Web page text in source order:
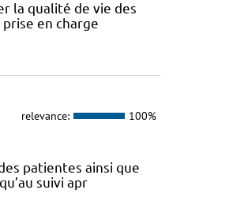
la qualité de vie des
en charge
relevance: 100%
patientes ainsi que
suivi apr